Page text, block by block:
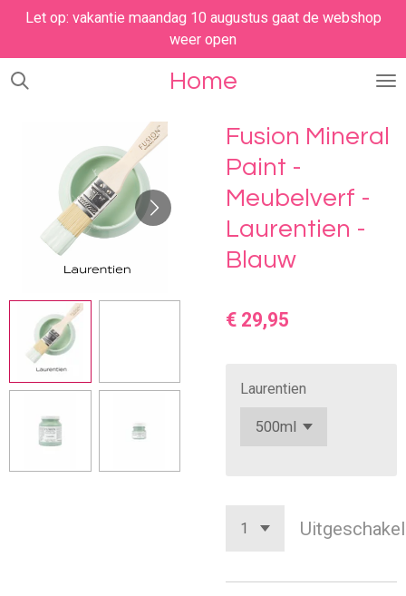
Ga
naar
de
Home
Let op: vakantie maandag 10 augustus gaat de webshop
weer open
Fusion Mineral
Paint -
Meubelverf -
Laurentien -
Blauw
€ 29,95
Laurentien